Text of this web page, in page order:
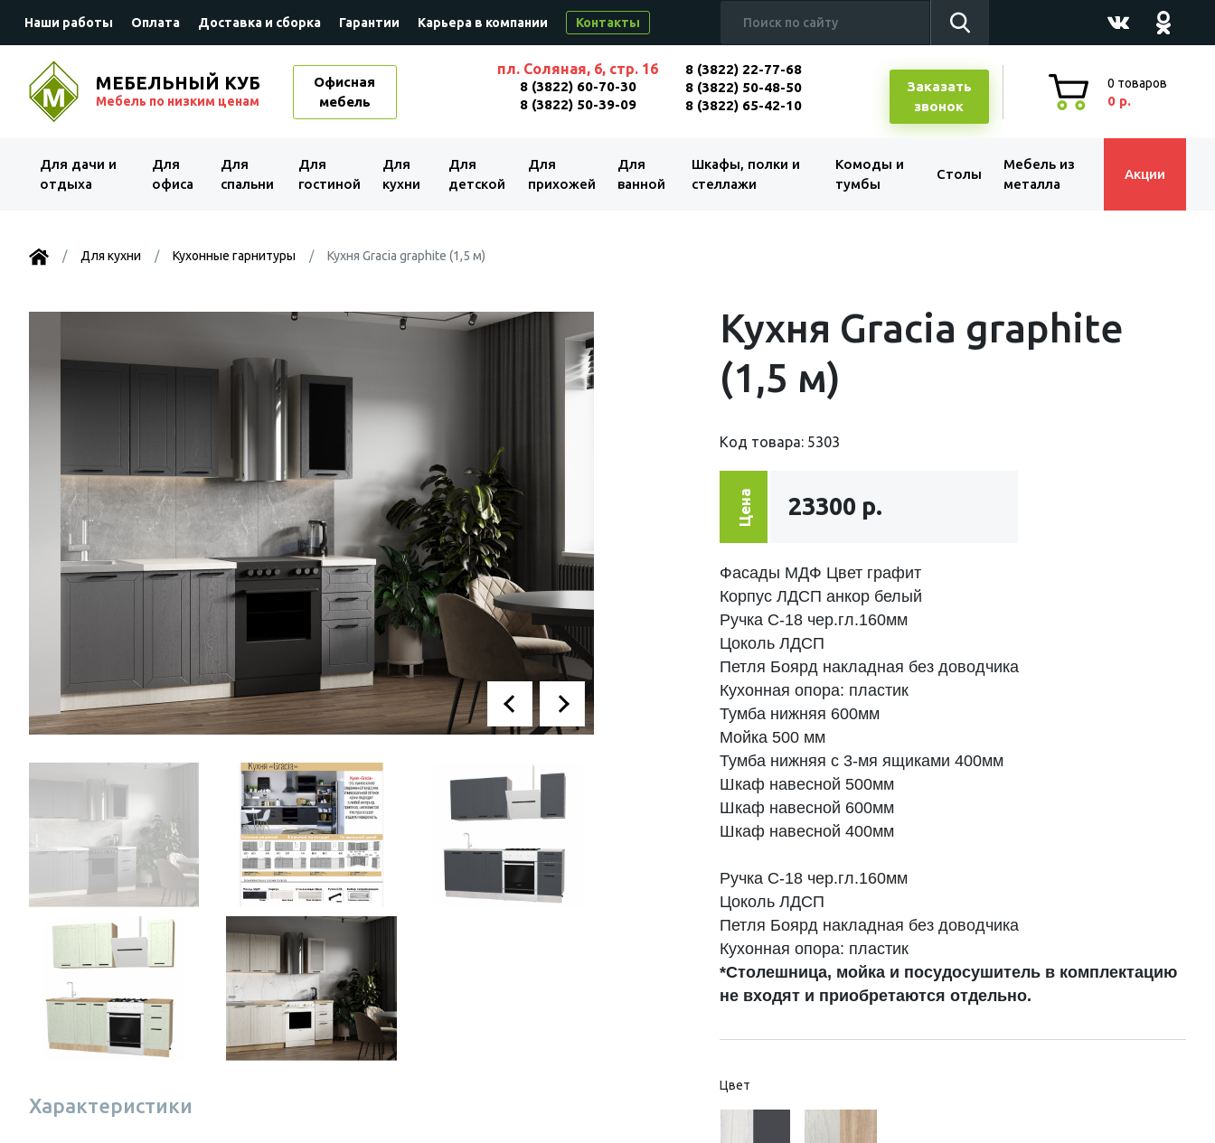
Наши работы Оплата Доставка и сборка Гарантии Карьера в компании Контакты
МЕБЕЛЬНЫЙ КУБ
Мебель по низким ценам
Офисная
мебель
пл. Соляная, 6, стр. 16
8 (3822) 60-70-30
8 (3822) 50-39-09
8 (3822) 22-77-68
8 (3822) 50-48-50
8 (3822) 65-42-10
Заказать
звонок
0 товаров
0 р.
Для дачи и
отдыха
Для
офиса
Для
спальни
Для
гостиной
Для
кухни
Для
детской
Для
прихожей
Для
ванной
Шкафы, полки и
стеллажи
Комоды и
тумбы
Столы
Мебель из
металла
Акции
Для кухни Кухонные гарнитуры Кухня Gracia graphite (1,5 м)
Характеристики
Кухня Gracia graphite
(1,5 м)
Код товара: 5303
Цена 23300 р.
Фасады МДФ Цвет графит
Корпус ЛДСП анкор белый
Ручка C-18 чер.гл.160мм
Цоколь ЛДСП
Петля Боярд накладная без доводчика
Кухонная опора: пластик
Тумба нижняя 600мм
Мойка 500 мм
Тумба нижняя с 3-мя ящиками 400мм
Шкаф навесной 500мм
Шкаф навесной 600мм
Шкаф навесной 400мм
Ручка C-18 чер.гл.160мм
Цоколь ЛДСП
Петля Боярд накладная без доводчика
Кухонная опора: пластик
*Столешница, мойка и посудосушитель в комплектацию
не входят и приобретаются отдельно.
Цвет